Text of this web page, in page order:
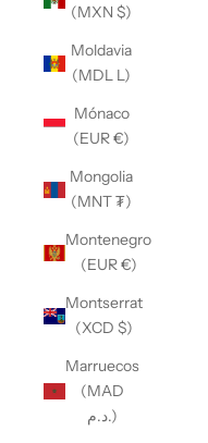
(MXN $)
Moldavia
(MDL L)
Mónaco
(EUR €)
Mongolia
(MNT ₮)
Montenegro
(EUR €)
Montserrat
(XCD $)
Marruecos
(MAD
د.م.)